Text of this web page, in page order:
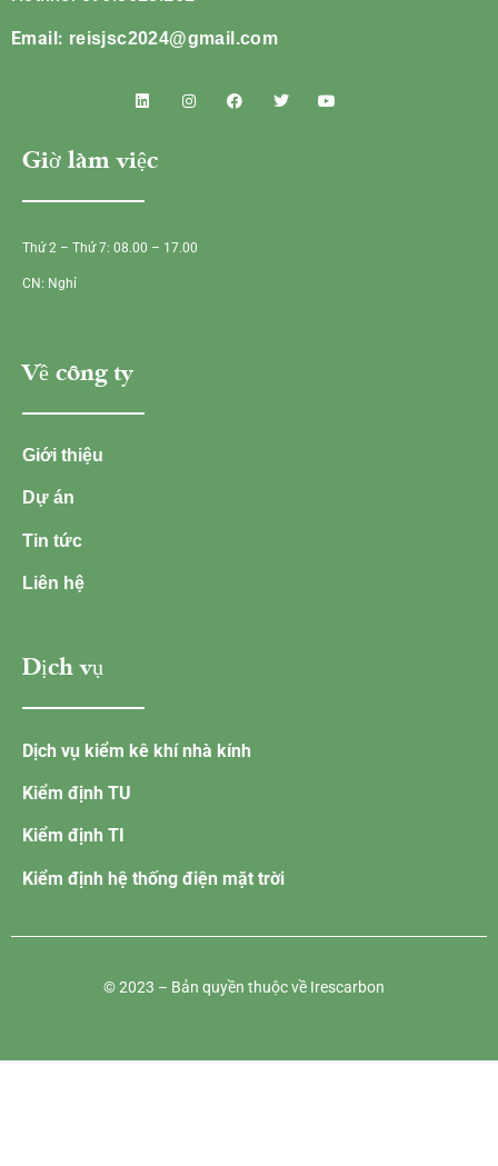
Email: reisjsc2024@gmail.com
Giờ làm việc
Thứ 2 – Thứ 7: 08.00 – 17.00
CN: Nghỉ
Về công ty
Giới thiệu
Dự án
Tin tức
Liên hệ
Dịch vụ
Dịch vụ kiểm kê khí nhà kính
Kiểm định TU
Kiểm định TI
Kiểm định hệ thống điện mặt trời
© 2023 – Bản quyền thuộc về Irescarbon